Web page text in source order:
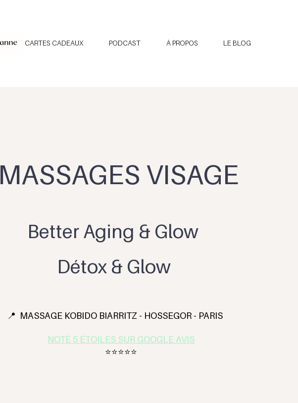
CARTES CADEAUX PODCAST À PROPOS LE BLOG
MASSAGES VISAGE
📍 MASSAGE KOBIDO BIARRITZ - HOSSEGOR - PARIS
NOTÉ 5 ÉTOILES SUR GOOGLE AVIS
⭐️⭐️⭐️⭐️⭐️
Détox & Glow
Better Aging & Glow